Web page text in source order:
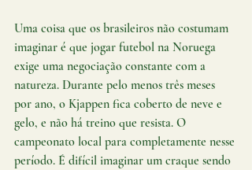
Uma coisa que os brasileiros não costumam
imaginar é que jogar futebol na Noruega
exige uma negociação constante com a
natureza. Durante pelo menos três meses
por ano, o Kjappen fica coberto de neve e
gelo, e não há treino que resista. O
campeonato local para completamente nesse
período. É difícil imaginar um craque sendo